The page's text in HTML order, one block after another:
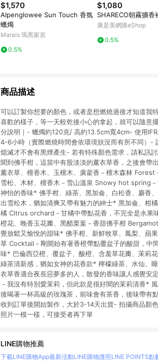
$1,570
Alpenglowee Sun Touch 香氛
蠟燭
Marais 瑪黑家居
0.5%
$1,080
SHARECO朝霧擴香
康是美網購eShop
0.5%
商品描述
可以訂製你想要的顏色，或者是想燃燒過後才知道
喜歡的樣子，等一天較乾後小心的拿起，就可以隨意
分說明｜- 蠟燭約120克/ 高約13.5cm寬4cm- 使用
4-6小時（實際燃燒時間會依環境狀況而有所不同）-
熄滅才不會有黑煙產生- 若有特殊顏色需求，請私訊
聞到佛手柑，這當中有股淡淡的薰衣草香，之後會帶
薰衣草、檀香木、玉檀木、廣藿香－檀木森林 Forest
雪松、木材、檀香木－雪山溫泉 Snowy hot spring
神怡的香味* 佛手柑、綠茶、黑加侖、白松香、麝香
出雪松木，猶如清爽又帶有魅力的紳士* 黑加侖、柑
橘 Citrus orchard－甘橘中帶點花香，不完全是水果
橙花、晚香玉花瓣、黑醋栗葉－香甜佛手柑
覺放鬆又愉悅的甜味* 佛手柑、新鮮牧草、鳳梨、蘋
草 Cocktail－剛開始有著香橙帶點覆盆子的酸甜，中
味* 巴倫西亞橙、覆盆子、酸橙、含羞草花瓣、茉莉
綠茶清新感，猶如女神的花香款* 檸檬綠茶、水仙、
衣草香適合夜長惡夢多的人，散發的香味讓人感覺
－我沒有特別愛茉莉，但此款是很好聞的茉莉清香*
後喝著一杯高級的玫瑰茶，前味會有茶香，後味帶
收到訂單後開始製作，大於3-14天出貨- 拍攝商品顏
照片一模一樣，可接受者再下單
LINE購物推薦
下載LINE購物App最新活動LINE購物護照LINE POINTS點